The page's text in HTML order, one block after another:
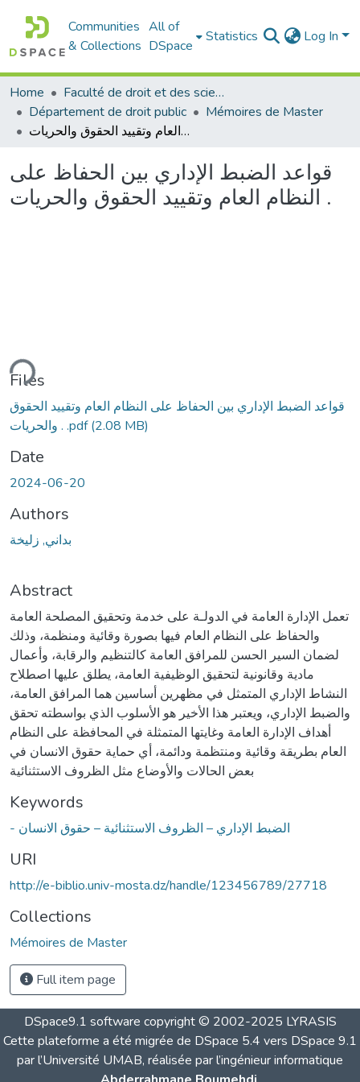
Communities
& Collections
All of
DSpace
Statistics Log In
Home
Faculté de droit et des sciences politiques
Département de droit public
Mémoires de Master
قواعد الضبط الإداري بين الحفاظ على النظام العام وتقييد الحقوق والحريات .
قواعد الضبط الإداري بين الحفاظ على
النظام العام وتقييد الحقوق والحريات .
Files
قواعد الضبط الإداري بين الحفاظ على النظام العام وتقييد الحقوق
والحريات . .pdf(2.08 MB)
Date
2024-06-20
Authors
بداني, زليخة
Abstract
تعمل الإدارة العامة في الدولـة على خدمة وتحقيق المصلحة العامة
والحفاظ على النظام العام فيها بصورة وقائية ومنظمة، وذلك
لضمان السير الحسن للمرافق العامة كالتنظيم والرقابة، وأعمال
مادية وقانونية لتحقيق الوظيفية العامة، يطلق عليها اصطلاح
النشاط الإداري المتمثل في مظهرين أساسين هما المرافق العامة،
والضبط الإداري، ويعتبر هذا الأخير هو الأسلوب الذي بواسطته تحقق
أهداف الإدارة العامة وغايتها المتمثلة في المحافظة على النظام
العام بطريقة وقائية ومنتظمة ودائمة، أي حماية حقوق الانسان في
بعض الحالات والأوضاع مثل الظروف الاستثنائية
Keywords
- الضبط الإداري – الظروف الاستثنائية – حقوق الانسان
URI
http://e-biblio.univ-mosta.dz/handle/123456789/27718
Collections
Mémoires de Master
Full item page
DSpace9.1 software copyright © 2002-2025 LYRASIS
Cette plateforme a été migrée de DSpace 5.4 vers DSpace 9.1
par l’Université UMAB, réalisée par l’ingénieur informatique